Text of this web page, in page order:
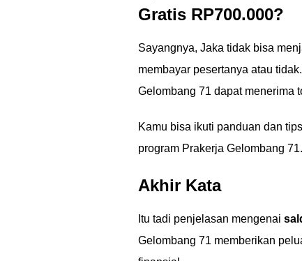
Gratis RP700.000?
Sayangnya, Jaka tidak bisa
membayar pesertanya atau
Gelombang 71 dapat menerima
Kamu bisa ikuti panduan dan
program Prakerja Gelombang 71.
Akhir Kata
Itu tadi penjelasan mengenai
Gelombang 71 memberikan